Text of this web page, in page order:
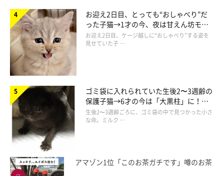
永遠の王子様。
2005年4月19日ー2016年1月27日
ももじろう
通称もーちゃん。ブラッシング大好き、パワフルおじいちゃん。
大きなボディーと大きな心は、しっかりとムームーに受け継がれ
ています。
2002年9月10日ー2019年9月20日
てんてん
通称てんちゃん。うにまむ家初の小ぶりな女のコは、生まれなが
らのアイドル気質！ 今日もみんなを虜にすべく『カワイイ』を
お迎え2日目、とっても“おしゃべり”だ
った子猫→1才の今、夜は甘えん坊モー
ドになるコに成長！
お迎え2日目、ケージ越しに“おしゃべり”する姿を
見せていた子 …
ゴミ袋に入れられていた生後2〜3週齢の
保護子猫→6才の今は「大黒柱」に！
美しい黒猫に成長した姿にグッとくる
生後2〜3週齢ごろに、ゴミ袋の中で見つかった小さ
な命。ミルク …
アマゾン1位「このお茶ガチです」噂のお茶